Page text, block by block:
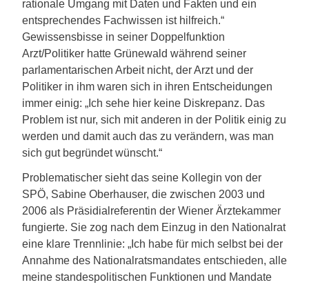
rationale Umgang mit Daten und Fakten und ein
entsprechendes Fachwissen ist hilfreich.“
Gewissensbisse in seiner Doppelfunktion
Arzt/Politiker hatte Grünewald während seiner
parlamentarischen Arbeit nicht, der Arzt und der
Politiker in ihm waren sich in ihren Entscheidungen
immer einig: „Ich sehe hier keine Diskrepanz. Das
Problem ist nur, sich mit anderen in der Politik einig zu
werden und damit auch das zu verändern, was man
sich gut begründet wünscht.“
Problematischer sieht das seine Kollegin von der
SPÖ, Sabine Oberhauser, die zwischen 2003 und
2006 als Präsidialreferentin der Wiener Ärztekammer
fungierte. Sie zog nach dem Einzug in den Nationalrat
eine klare Trennlinie: „Ich habe für mich selbst bei der
Annahme des Nationalratsmandates entschieden, alle
meine standespolitischen Funktionen und Mandate